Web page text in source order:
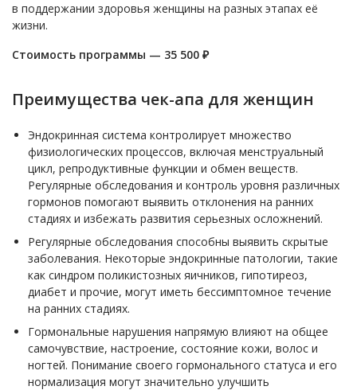
в поддержании здоровья женщины на разных этапах её
жизни.
Стоимость программы — 35 500 ₽
Преимущества чек-апа для женщин
Эндокринная система контролирует множество
физиологических процессов, включая менструальный
цикл, репродуктивные функции и обмен веществ.
Регулярные обследования и контроль уровня различных
гормонов помогают выявить отклонения на ранних
стадиях и избежать развития серьезных осложнений.
Регулярные обследования способны выявить скрытые
заболевания. Некоторые эндокринные патологии, такие
как синдром поликистозных яичников, гипотиреоз,
диабет и прочие, могут иметь бессимптомное течение
на ранних стадиях.
Гормональные нарушения напрямую влияют на общее
самочувствие, настроение, состояние кожи, волос и
ногтей. Понимание своего гормонального статуса и его
нормализация могут значительно улучшить